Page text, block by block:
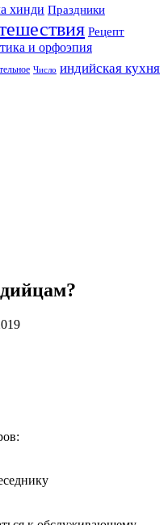
хинди Праздники
Рецепт
и орфоэпия
Число индийская кухня